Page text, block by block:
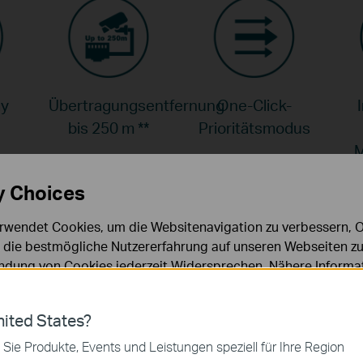
Übertragungsentfernung
bis 250 m **
One-Click-
Prioritätsmodus
4-Port-PoE-
States?
Sie Produkte, Events und Leistungen speziell für Ihre Region
Choices
Cookies, um die Websitenavigation zu verbessern,
bestmögliche Nutzererfahrung auf unseren Webseiten
von Cookies jederzeit Widersprechen. Nähere
zur Funktion der Website erforderlich und können in Ihren